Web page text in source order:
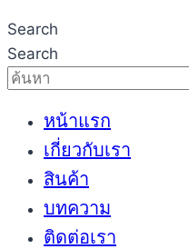
Search
Search
หน้าแรก
เกี่ยวกับเรา
สินค้า
บทความ
ติดต่อเรา